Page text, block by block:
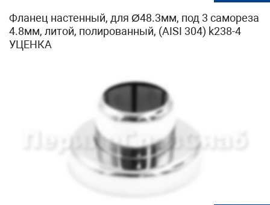
Фланец настенный, для Ø48.3мм, под 3 самореза
4.8мм, литой, полированный, (AISI 304) k238-4
УЦЕНКА